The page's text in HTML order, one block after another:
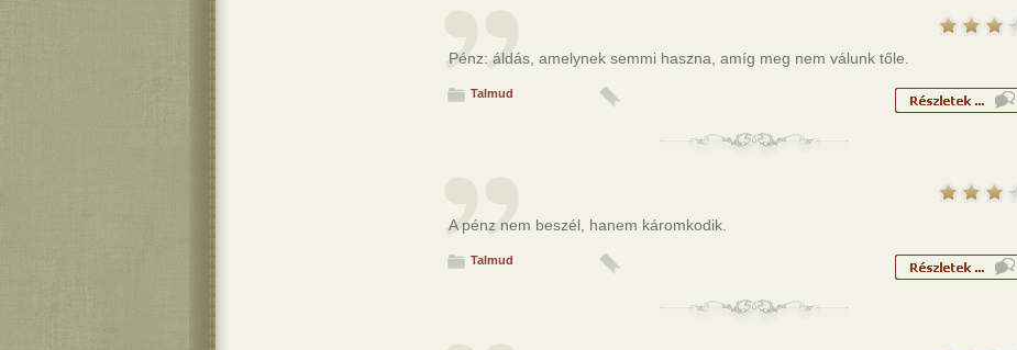
Pénz: áldás, amelynek semmi haszna, amíg meg nem válunk tőle.
Talmud
A pénz nem beszél, hanem káromkodik.
Talmud